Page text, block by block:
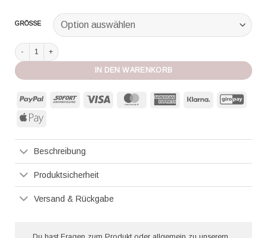
GRÖSSE
Marie Jo Taillenslip Manyla velvet blue Menge
IN DEN WARENKORB
PayPal Sofort MasterCard American
Klarna
Apple
Beschreibung
Produktsicherheit
Versand & Rückgabe